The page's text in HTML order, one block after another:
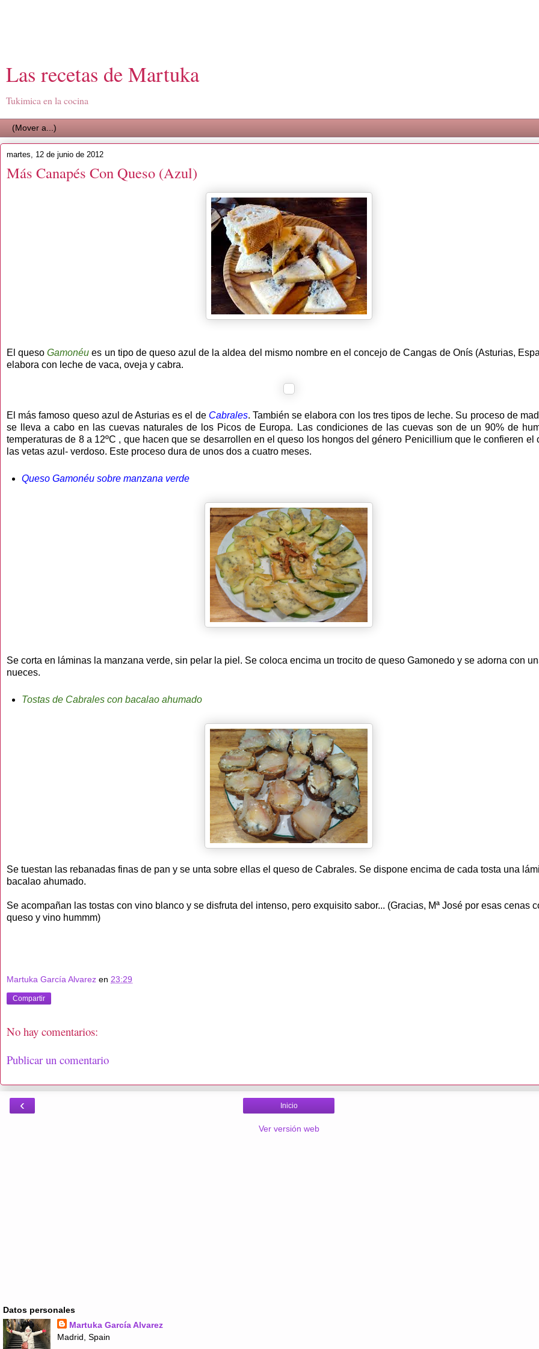
Las recetas de Martuka
Tukimica en la cocina
martes, 12 de junio de 2012
Más Canapés Con Queso (Azul)
El queso Gamonéues un tipo de queso azul de la aldea del mismo nombre en el concejo de Cangas de Onís (Asturias,
elabora con leche de vaca, oveja y cabra.
El más famoso queso azul de Asturias es el de Cabrales. También se elabora con los tres tipos de leche. Su proceso de
se lleva a cabo en las cuevas naturales de los Picos de Europa. Las condiciones de las cuevas son de un 90% de
temperaturas de 8 a 12ºC , que hacen que se desarrollen en el queso los hongos del género Penicillium que le confieren el
las vetas azul- verdoso. Este proceso dura de unos dos a cuatro meses.
Queso Gamonéu sobre manzana verde
Se corta en láminas la manzana verde, sin pelar la piel. Se coloca encima un trocito de queso Gamonedo y se adorna con
nueces.
Tostas de Cabrales con bacalao ahumado
Se tuestan las rebanadas finas de pan y se unta sobre ellas el queso de Cabrales. Se dispone encima de cada tosta una
bacalao ahumado.
Se acompañan las tostas con vino blanco y se disfruta del intenso, pero exquisito sabor... (Gracias, Mª José por esas cenas
queso y vino hummm)
Martuka García Alvarez en 23:29
Compartir
No hay comentarios:
Publicar un comentario
‹ Inicio
Ver versión web
Datos personales
Martuka García Alvarez
Madrid, Spain